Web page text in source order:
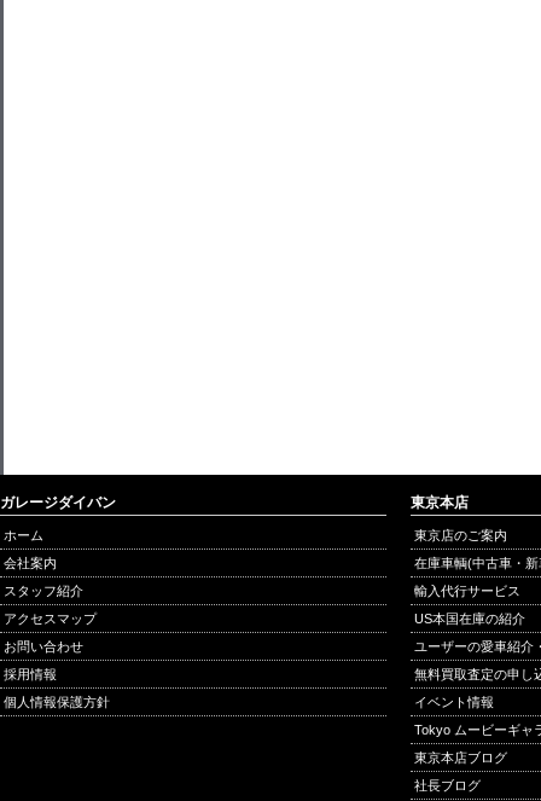
ガレージダイバン
ホーム
会社案内
スタッフ紹介
アクセスマップ
お問い合わせ
採用情報
個人情報保護方針
東京本店
東京店のご案内
在庫車輌(中古車・
輸入代行サービス
US本国在庫の紹介
ユーザーの愛車紹介
無料買取査定の申し
イベント情報
Tokyo ムービーギャ
東京本店ブログ
社長ブログ